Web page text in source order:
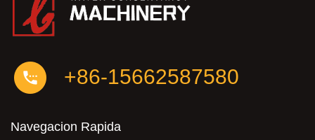
+86-15662587580
Navegacion Rapida